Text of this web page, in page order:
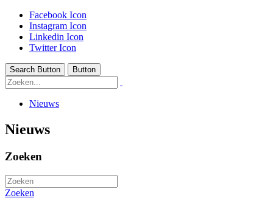
Facebook Icon
Instagram Icon
Linkedin Icon
Twitter Icon
Search Button Button
Nieuws
Nieuws
Zoeken
Zoeken